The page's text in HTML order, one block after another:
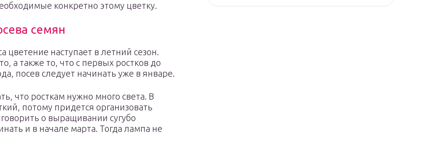
конкретно этому цветку.
семян
цветение наступает в летний сезон.
а также то, что с первых ростков до
посев следует начинать уже в январе.
что росткам нужно много света. В
потому придется организовать
о выращивании сугубо
и в начале марта. Тогда лампа не